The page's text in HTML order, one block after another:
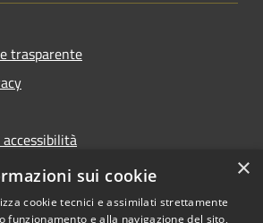
trasparente
×
sui cookie
cookie tecnici e assimilati strettamente
funzionamento e alla navigazione del sito,